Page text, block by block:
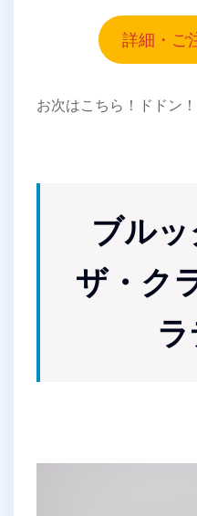
詳細・ご
お次はこちら！ドドン！
ブル
ザ・ク